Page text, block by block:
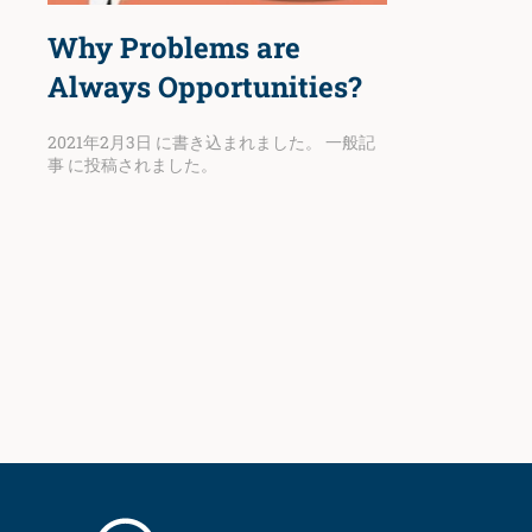
Why Problems are
Always Opportunities?
2021年2月3日 に書き込まれました。 一般記
事 に投稿されました。